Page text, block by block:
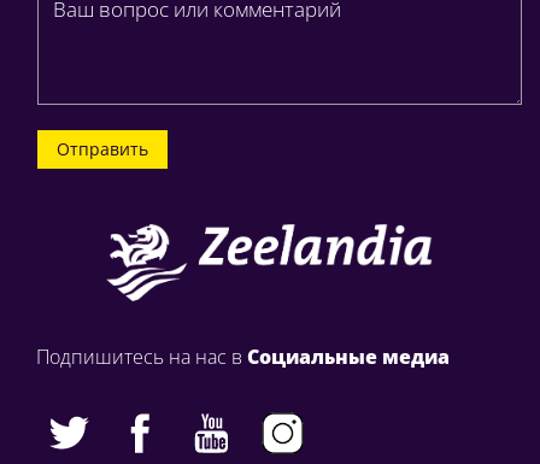
Отправить
Подпишитесь на нас в Социальные медиа